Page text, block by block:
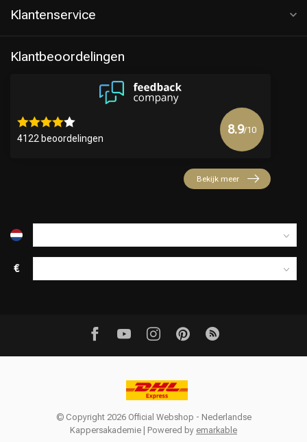
Klantenservice
Klantbeoordelingen
4122 beoordelingen
8.9/10
Bekijk meer
€
© Copyright 2026 Official Webshop - Nederlandse
Kappersakademie | Powered by emarkable